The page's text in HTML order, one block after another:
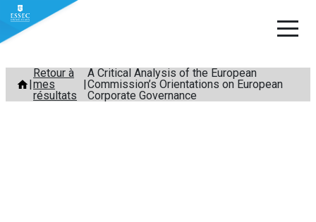
Aller
contenu
Retour à
mes
résultats
A Critical Analysis of the European
Commission’s Orientations on European
Corporate Governance